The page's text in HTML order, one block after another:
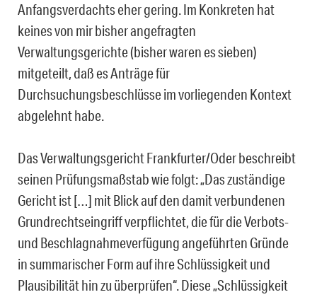
Anfangsverdachts eher gering. Im Konkreten hat
keines von mir bisher angefragten
Verwaltungsgerichte (bisher waren es sieben)
mitgeteilt, daß es Anträge für
Durchsuchungsbeschlüsse im vorliegenden Kontext
abgelehnt habe.
Das Verwaltungsgericht Frankfurter/Oder beschreibt
seinen Prüfungsmaßstab wie folgt: „Das zuständige
Gericht ist […] mit Blick auf den damit verbundenen
Grundrechtseingriff verpflichtet, die für die Verbots-
und Beschlagnahmeverfügung angeführten Gründe
in summarischer Form auf ihre Schlüssigkeit und
Plausibilität hin zu überprüfen“. Diese „Schlüssigkeit